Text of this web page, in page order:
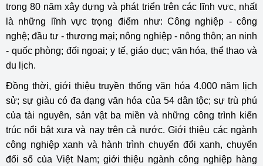
trong 80 năm xây dựng và phát triển trên các lĩnh vực, nhất
là những lĩnh vực trọng điểm như: Công nghiệp - công
nghệ; đầu tư - thương mại; nông nghiệp - nông thôn; an ninh
- quốc phòng; đối ngoại; y tế, giáo dục; văn hóa, thể thao và
du lịch.
Đồng thời, giới thiệu truyền thống văn hóa 4.000 năm lịch
sử; sự giàu có đa dạng văn hóa của 54 dân tộc; sự trù phú
của tài nguyên, sản vật ba miền và những công trình kiến
trúc nổi bật xưa và nay trên cả nước. Giới thiệu các ngành
công nghiệp xanh và hành trình chuyển đổi xanh, chuyển
đổi số của Việt Nam; giới thiệu ngành công nghiệp hàng